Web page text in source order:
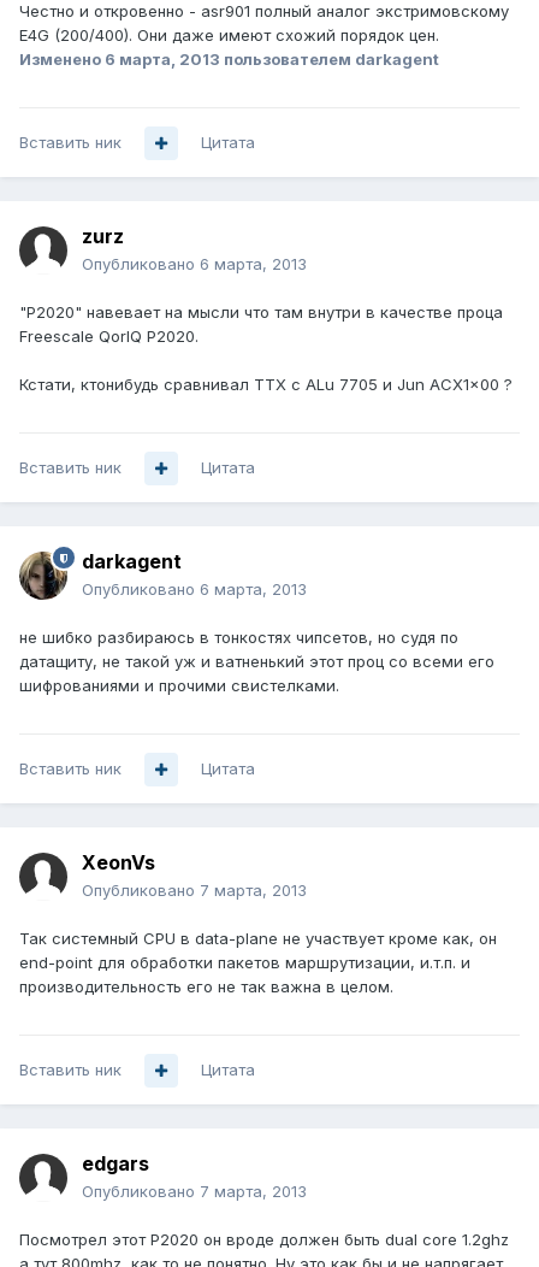
Честно и откровенно - asr901 полный аналог экстримовскому
E4G (200/400). Они даже имеют схожий порядок цен.
Изменено 6 марта, 2013 пользователем darkagent
Вставить ник Цитата
zurz
Опубликовано 6 марта, 2013
"P2020" навевает на мысли что там внутри в качестве проца
Freescale QorIQ P2020.
Кстати, ктонибудь сравнивал ТТХ с ALu 7705 и Jun ACX1x00 ?
Вставить ник Цитата
darkagent
Опубликовано 6 марта, 2013
не шибко разбираюсь в тонкостях чипсетов, но судя по
датащиту, не такой уж и ватненький этот проц со всеми его
шифрованиями и прочими свистелками.
Вставить ник Цитата
XeonVs
Опубликовано 7 марта, 2013
Так системный CPU в data-plane не участвует кроме как, он
end-point для обработки пакетов маршрутизации, и.т.п. и
производительность его не так важна в целом.
Вставить ник Цитата
edgars
Опубликовано 7 марта, 2013
Посмотрел этот P2020 он вроде должен быть dual core 1.2ghz